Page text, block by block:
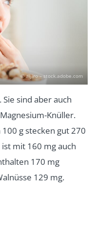
© aijiro – stock.adobe.com
sind aber auch
Knüller.
g stecken gut 270
ist mit 160 mg auch
170 mg
129 mg.